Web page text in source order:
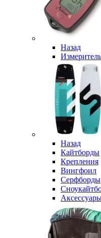
Назад
Назад
Кайтборды
Крепления
Вингфоил
Серфборды